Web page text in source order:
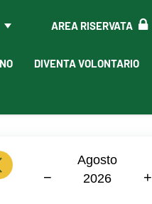
AREA RISERVATA
DIVENTA VOLONTARIO
Agosto
2026
− +